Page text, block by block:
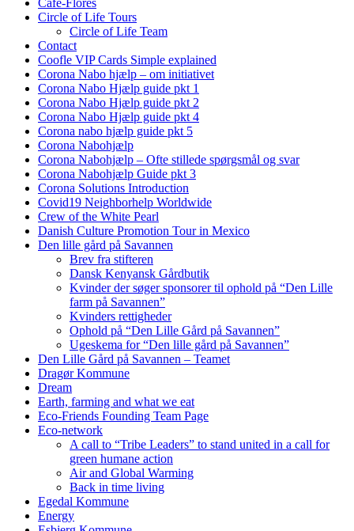
Circle of Life Tours
Circle of Life Team
Contact
Coofle VIP Cards Simple explained
Corona Nabo hjælp – om initiativet
Corona Nabo Hjælp guide pkt 1
Corona Nabo Hjælp guide pkt 2
Corona Nabo Hjælp guide pkt 4
Corona nabo hjælp guide pkt 5
Corona Nabohjælp
Corona Nabohjælp – Ofte stillede spørgsmål og svar
Corona Nabohjælp Guide pkt 3
Corona Solutions Introduction
Covid19 Neighborhelp Worldwide
Crew of the White Pearl
Danish Culture Promotion Tour in Mexico
Den lille gård på Savannen
Brev fra stifteren
Dansk Kenyansk Gårdbutik
Kvinder der søger sponsorer til ophold på “Den Lille
farm på Savannen”
Kvinders rettigheder
Ophold på “Den Lille Gård på Savannen”
Ugeskema for “Den lille gård på Savannen”
Den Lille Gård på Savannen – Teamet
Dragør Kommune
Dream
Earth, farming and what we eat
Eco-Friends Founding Team Page
Eco-network
A call to “Tribe Leaders” to stand united in a call for
green humane action
Air and Global Warming
Back in time living
Egedal Kommune
Energy